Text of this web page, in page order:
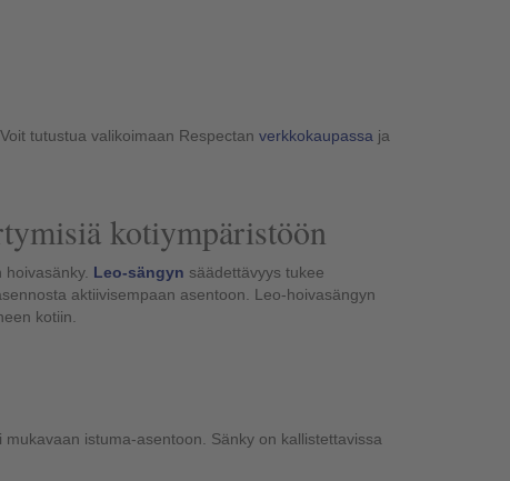
tutustua valikoimaan Respectan verkkokaupassa ja
kotiympäristöön
Leo-sängyn säädettävyys tukee
aktiivisempaan asentoon. Leo-hoivasängyn
kotiin.
istuma-asentoon. Sänky on kallistettavissa